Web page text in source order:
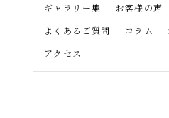
ギャラリー集
お客様の声
よくあるご質問
コラム
アクセス